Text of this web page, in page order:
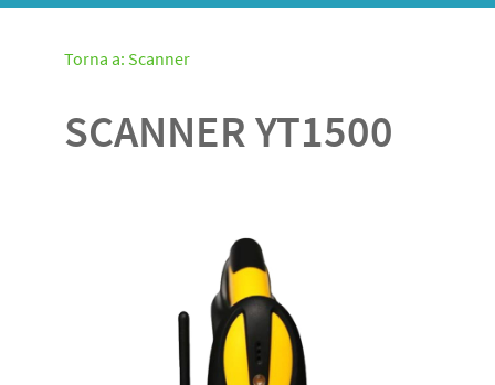
Torna a: Scanner
SCANNER YT1500